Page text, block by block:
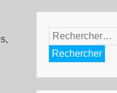
Rechercher :